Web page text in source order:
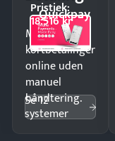
Quickpay
Pristjek:
18.516 kr
Modtag
kortbetalinger
online uden
manuel
håndtering.
Se 12
systemer